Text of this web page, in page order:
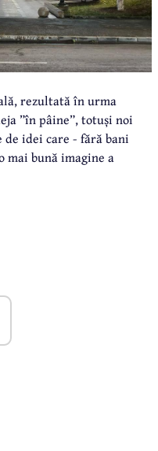
rezultată în urma
”în pâine”, totuși noi
de idei care - fără bani
bună imagine a